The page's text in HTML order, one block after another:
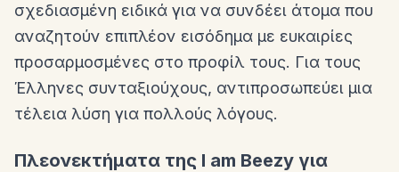
σχεδιασμένη ειδικά για να συνδέει άτομα που
αναζητούν επιπλέον εισόδημα με ευκαιρίες
προσαρμοσμένες στο προφίλ τους. Για τους
Έλληνες συνταξιούχους, αντιπροσωπεύει μια
τέλεια λύση για πολλούς λόγους.
Πλεονεκτήματα της I am Beezy για